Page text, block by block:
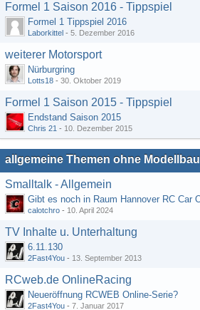
Formel 1 Saison 2016 - Tippspiel
Formel 1 Tippspiel 2016
Laborkittel - 5. Dezember 2016
weiterer Motorsport
Nürburgring
Lotts18 - 30. Oktober 2019
Formel 1 Saison 2015 - Tippspiel
Endstand Saison 2015
Chris 21 - 10. Dezember 2015
allgemeine Themen ohne Modellbau
Smalltalk - Allgemein
calotchro - 10. April 2024
TV Inhalte u. Unterhaltung
6.11.130
2Fast4You - 13. September 2013
RCweb.de OnlineRacing
Neueröffnung RCWEB Online-Serie?
2Fast4You - 7. Januar 2017